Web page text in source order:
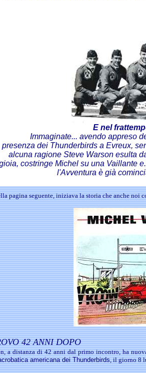
E nel
Immaginate... avendo appreso
presenza dei Thunderbirds a Evreux,
alcuna ragione Steve Warson esulta
costringe Michel suuna Vaillante
l'Avventura è già
pagina seguente, iniziava la storia che anche noi
42 ANNI DOPO
a distanza di 42 anni dal primo incontro,ha
americana dei Thunderbirds , il giorno 8